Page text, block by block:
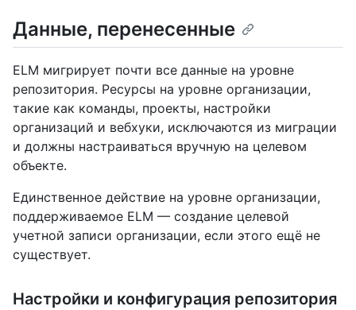
Данные, перенесенные
ELM мигрирует почти все данные на уровне
репозитория. Ресурсы на уровне организации,
такие как команды, проекты, настройки
организаций и вебхуки, исключаются из миграции
и должны настраиваться вручную на целевом
объекте.
Единственное действие на уровне организации,
поддерживаемое ELM — создание целевой
учетной записи организации, если этого ещё не
существует.
Настройки и конфигурация репозитория